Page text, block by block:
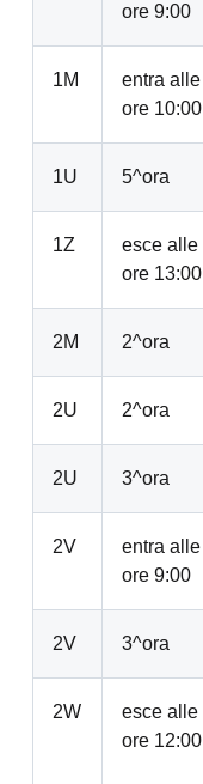
ore 9:00
1M
entra alle
ore 10:00
1U 5^ora
1Z
esce alle
ore 13:00
2M 2^ora
2U 2^ora
2U 3^ora
2V
entra alle
ore 9:00
2V 3^ora
2W
esce alle
ore 12:00